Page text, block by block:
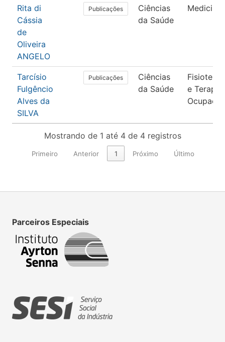
Rita di
Cássia
de
Oliveira
ANGELO
Publicações
Ciências
da Saúde
Medicina
Tarcísio
Fulgêncio
Alves da
SILVA
Publicações
Ciências
da Saúde
e Terapia
Mostrando de 1 até 4 de 4 registros
Primeiro Anterior 1 Próximo Último
Parceiros Especiais